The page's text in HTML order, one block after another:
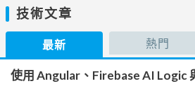
技術文章
最新 熱門
使用 Angular、Firebase AI Logic